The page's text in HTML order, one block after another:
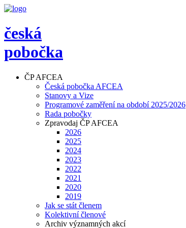
česká
pobočka
ČP AFCEA
Česká pobočka AFCEA
Stanovy a Vize
Programové zaměření na období 2025/2026
Rada pobočky
Zpravodaj ČP AFCEA
2026
2025
2024
2023
2022
2021
2020
2019
Jak se stát členem
Kolektivní členové
Archiv významných akcí